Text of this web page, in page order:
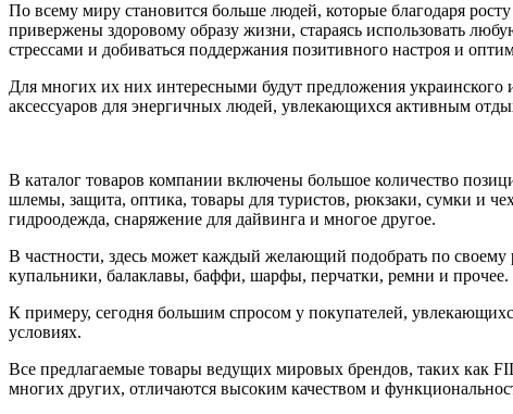
По всему миру становится больше людей, которые благодаря
привержены здоровому образу жизни, стараясь использовать
стрессами и добиваться поддержания позитивного настроя и
Для многих их них интересными будут предложения украинского
аксессуаров для энергичных людей, увлекающихся активным
В каталог товаров компании включены большое количество
шлемы, защита, оптика, товары для туристов, рюкзаки, сумки и
гидроодежда, снаряжение для дайвинга и многое другое.
В частности, здесь может каждый желающий подобрать по
купальники, балаклавы, баффи, шарфы, перчатки, ремни и прочее.
К примеру, сегодня большим спросом у покупателей,
условиях.
Все предлагаемые товары ведущих мировых брендов, таких как
многих других, отличаются высоким качеством и